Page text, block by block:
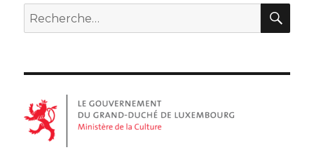
Recherche
pour :